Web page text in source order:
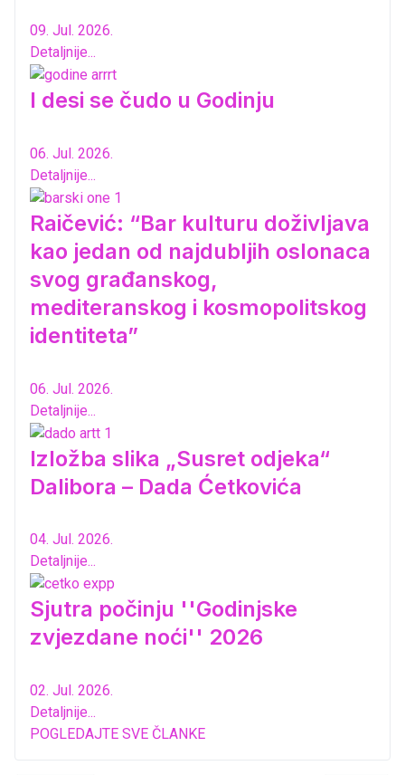
09. Jul. 2026.
Detaljnije...
I desi se čudo u Godinju
06. Jul. 2026.
Detaljnije...
Raičević: “Bar kulturu doživljava
kao jedan od najdubljih oslonaca
svog građanskog,
mediteranskog i kosmopolitskog
identiteta”
06. Jul. 2026.
Detaljnije...
Izložba slika „Susret odjeka“
Dalibora – Dada Ćetkovića
04. Jul. 2026.
Detaljnije...
Sjutra počinju ''Godinjske
zvjezdane noći'' 2026
02. Jul. 2026.
Detaljnije...
POGLEDAJTE SVE ČLANKE